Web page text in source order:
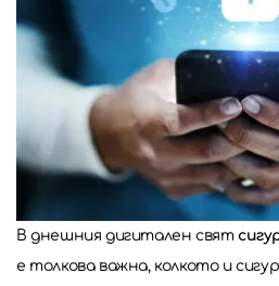
В днешния дигитален свят
е толкова важна, колкото и